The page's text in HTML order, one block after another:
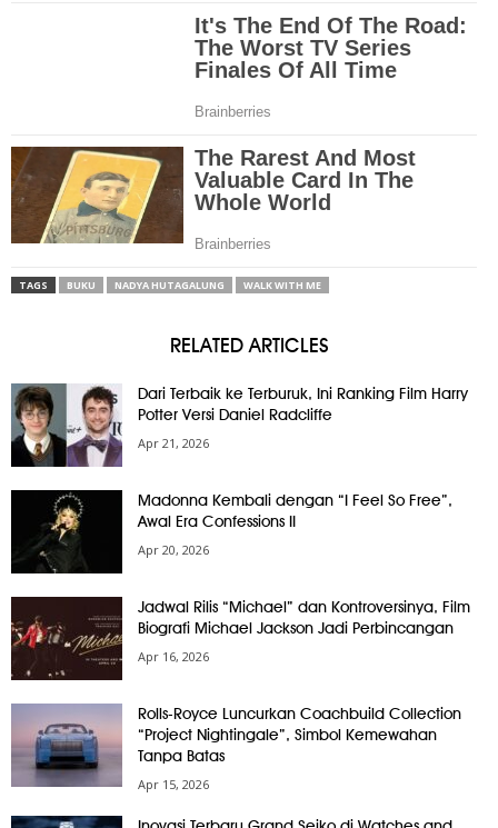
TAGS BUKU NADYA HUTAGALUNG WALK WITH ME
RELATED ARTICLES
Dari Terbaik ke Terburuk, Ini Ranking Film Harry
Potter Versi Daniel Radcliffe
Apr 21, 2026
Madonna Kembali dengan “I Feel So Free”,
Awal Era Confessions II
Apr 20, 2026
Jadwal Rilis “Michael” dan Kontroversinya, Film
Biografi Michael Jackson Jadi Perbincangan
Apr 16, 2026
Rolls-Royce Luncurkan Coachbuild Collection
“Project Nightingale”, Simbol Kemewahan
Tanpa Batas
Apr 15, 2026